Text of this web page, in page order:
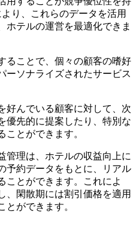
り、これらのデータを活用
ホテルの運営を最適化できま
ることで、個々の顧客の嗜好
ーソナライズされたサービス
好んでいる顧客に対して、次
優先的に提案したり、特別な
ことができます。
管理は、ホテルの収益向上に
予約データをもとに、リアル
ことができます。これによ
、閑散期には割引価格を適用
とができます。